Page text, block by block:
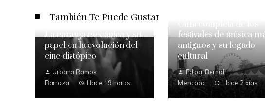
También Te Puede Gustar
La naranja mecánica y su
papel en la evolución del
cine distópico
Urbana Ramos
Barraza
Hace 19 horas
festivales de música
antiguos y su legado
cultural
Edgar Bernal
Mercado
Hace 2 días